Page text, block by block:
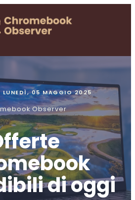
LUNEDÌ, 05 MAGGIO 2025
Observer
di oggi